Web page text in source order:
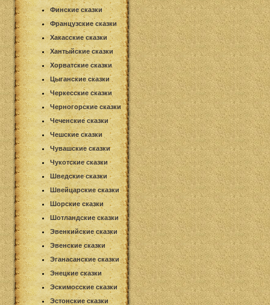
Финские сказки
Французские сказки
Хакасские сказки
Хантыйские сказки
Хорватские сказки
Цыганские сказки
Черкесские сказки
Черногорские сказки
Чеченские сказки
Чешские сказки
Чувашские сказки
Чукотские сказки
Шведские сказки
Швейцарские сказки
Шорские сказки
Шотландские сказки
Эвенкийские сказки
Эвенские сказки
Эганасанские сказки
Энецкие сказки
Эскимосские сказки
Эстонские сказки